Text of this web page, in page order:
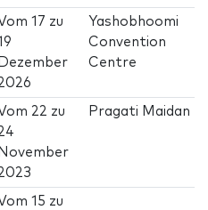
17 zu
Dezember
Yashobhoomi
Convention
Centre
22 zu
November
Pragati Maidan
15 zu